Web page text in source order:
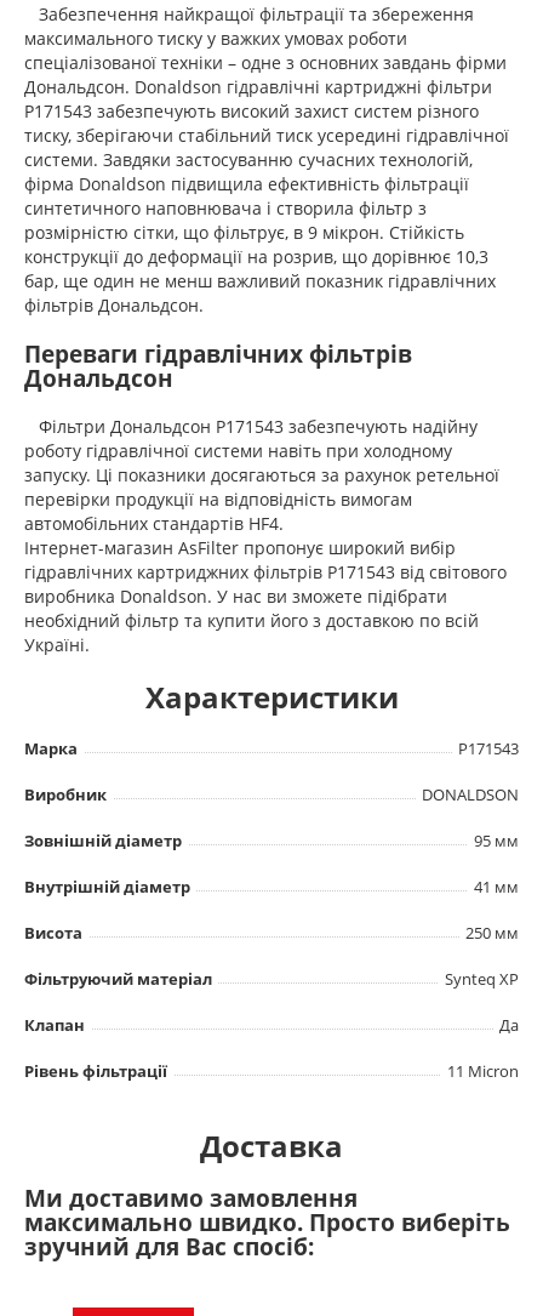
Забезпечення найкращої фільтрації та збереження
максимального тиску у важких умовах роботи
спеціалізованої техніки – одне з основних завдань фірми
Дональдсон. Donaldson гідравлічні картриджні фільтри
P171543 забезпечують високий захист систем різного
тиску, зберігаючи стабільний тиск усередині гідравлічної
системи. Завдяки застосуванню сучасних технологій,
фірма Donaldson підвищила ефективність фільтрації
синтетичного наповнювача і створила фільтр з
розмірністю сітки, що фільтрує, в 9 мікрон. Стійкість
конструкції до деформації на розрив, що дорівнює 10,3
бар, ще один не менш важливий показник гідравлічних
фільтрів Дональдсон.
Переваги гідравлічних фільтрів
Дональдсон
Фільтри Дональдсон P171543 забезпечують надійну
роботу гідравлічної системи навіть при холодному
запуску. Ці показники досягаються за рахунок ретельної
перевірки продукції на відповідність вимогам
автомобільних стандартів HF4.
Інтернет-магазин AsFilter пропонує широкий вибір
гідравлічних картриджних фільтрів P171543 від світового
виробника Donaldson. У нас ви зможете підібрати
необхідний фільтр та купити його з доставкою по всій
Україні.
Характеристики
Марка P171543
Виробник DONALDSON
Зовнішній діаметр 95 мм
Внутрішній діаметр 41 мм
Висота 250 мм
Фільтруючий матеріал Synteq XP
Клапан Да
Рівень фільтрації 11 Micron
Доставка
Ми доставимо замовлення
максимально швидко. Просто виберіть
зручний для Вас спосіб: